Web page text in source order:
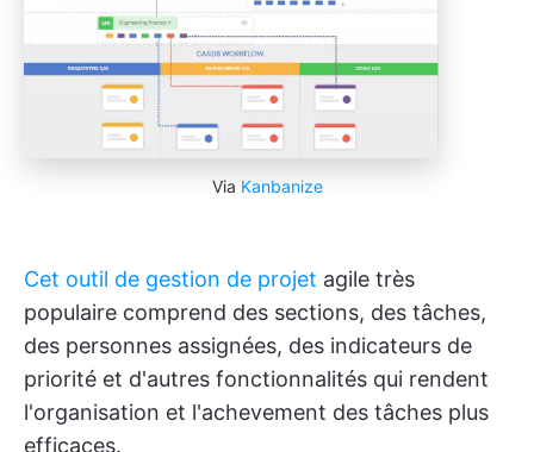
Via Kanbanize
Cet outil de gestion de projet agile très
populaire comprend des sections, des tâches,
des personnes assignées, des indicateurs de
priorité et d'autres fonctionnalités qui rendent
l'organisation et l'achevement des tâches plus
efficaces.